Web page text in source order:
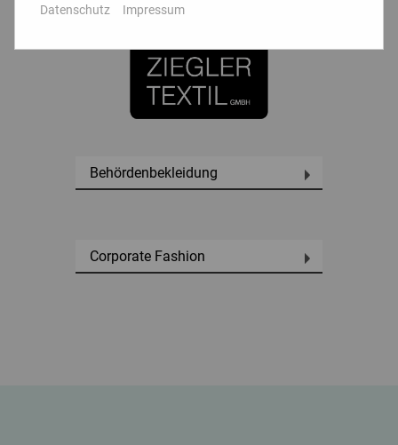
Behördenbekleidung
Corporate Fashion
Datenschutz Impressum